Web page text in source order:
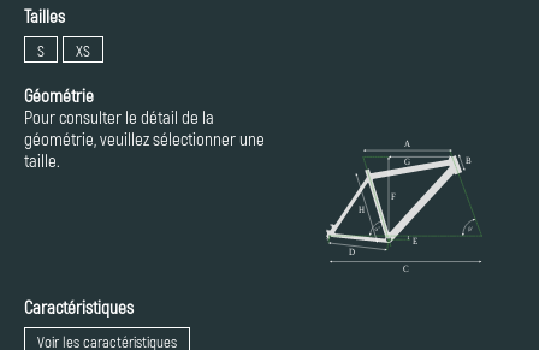
Tailles
S XS
Géométrie
Pour consulter le détail de la
géométrie, veuillez sélectionner une
taille.
Caractéristiques
Voir les caractéristiques